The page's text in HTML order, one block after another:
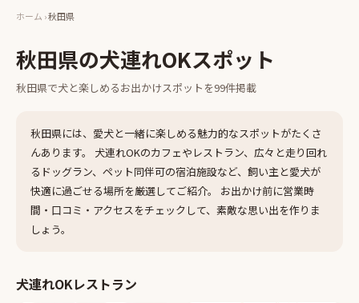
ホーム ›秋田県
秋田県の犬連れOKスポット
秋田県で犬と楽しめるお出かけスポットを99件掲載
秋田県には、愛犬と一緒に楽しめる魅力的なスポットがたくさ
んあります。 犬連れOKのカフェやレストラン、広々と走り回れ
るドッグラン、ペット同伴可の宿泊施設など、飼い主と愛犬が
快適に過ごせる場所を厳選してご紹介。 お出かけ前に営業時
間・口コミ・アクセスをチェックして、素敵な思い出を作りま
しょう。
犬連れOKレストラン